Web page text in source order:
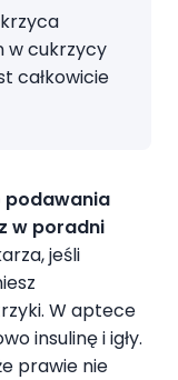
w cukrzycy
całkowicie
podawania
w poradni
jeśli
W aptece
insulinę i igły.
prawie nie